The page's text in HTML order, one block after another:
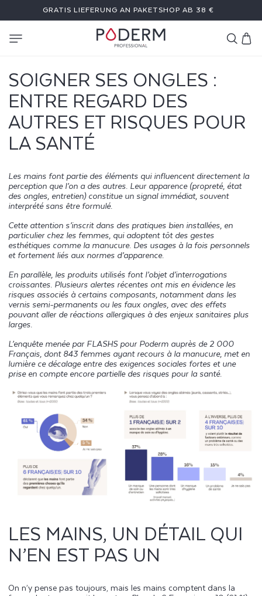
INHALT
GRATIS LIEFERUNG AN PAKETSHOP AB 38 €
SOIGNER SES ONGLES :
ENTRE REGARD DES
AUTRES ET RISQUES POUR
LA SANTÉ
Les mains font partie des éléments qui influencent directement la
perception que l’on a des autres. Leur apparence (propreté, état
des ongles, entretien) constitue un signal immédiat, souvent
interprété sans être formulé.
Cette attention s’inscrit dans des pratiques bien installées, en
particulier chez les femmes, qui adoptent tôt des gestes
esthétiques comme la manucure. Des usages à la fois personnels
et fortement liés aux normes d’apparence.
En parallèle, les produits utilisés font l’objet d’interrogations
croissantes. Plusieurs alertes récentes ont mis en évidence les
risques associés à certains composants, notamment dans les
vernis semi-permanents ou les faux ongles, avec des effets
pouvant aller de réactions allergiques à des enjeux sanitaires plus
larges.
L’enquête menée par FLASHS pour Poderm auprès de 2 000
Français, dont 843 femmes ayant recours à la manucure, met en
lumière ce décalage entre des exigences sociales fortes et une
prise en compte encore partielle des risques pour la santé.
LES MAINS, UN DÉTAIL QUI
N’EN EST PAS UN
On n’y pense pas toujours, mais les mains comptent dans la